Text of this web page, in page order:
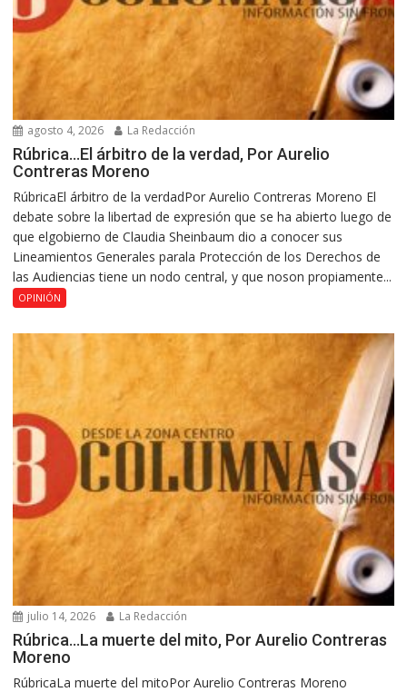
agosto 4, 2026 La Redacción
Rúbrica…El árbitro de la verdad, Por Aurelio
Contreras Moreno
RúbricaEl árbitro de la verdadPor Aurelio Contreras Moreno El
debate sobre la libertad de expresión que se ha abierto luego de
que elgobierno de Claudia Sheinbaum dio a conocer sus
Lineamientos Generales parala Protección de los Derechos de
las Audiencias tiene un nodo central, y que noson propiamente...
OPINIÓN
julio 14, 2026 La Redacción
Rúbrica…La muerte del mito, Por Aurelio Contreras
Moreno
RúbricaLa muerte del mitoPor Aurelio Contreras Moreno